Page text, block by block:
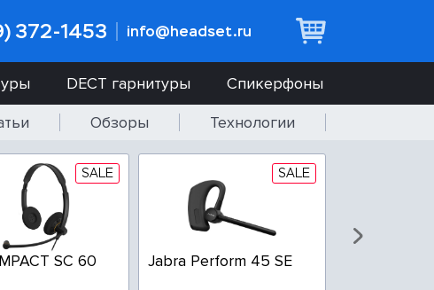
372-1453 info@headset.ru
DECT гарнитуры
Спикерфоны
Обзоры Технологии
SALE
SC 60
SALE
Jabra Perform 45 SE